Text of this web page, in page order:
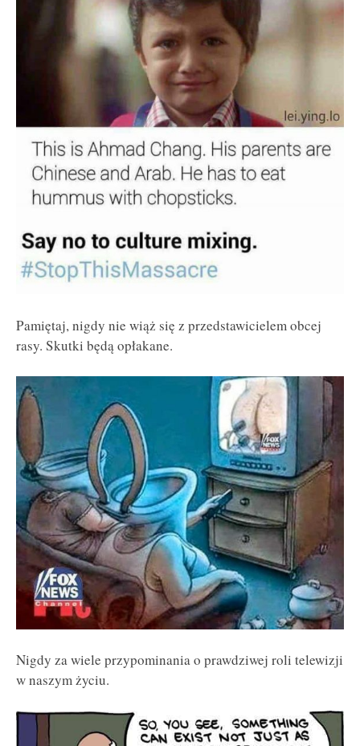
Pamiętaj, nigdy nie wiąż się z przedstawicielem obcej
rasy. Skutki będą opłakane.
Nigdy za wiele przypominania o prawdziwej roli telewizji
w naszym życiu.